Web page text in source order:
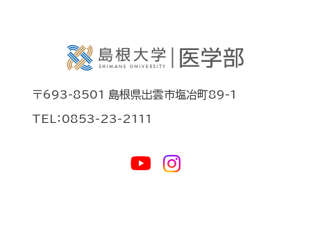
〒693-8501 島根県出雲市塩冶町89-1
TEL：0853-23-2111